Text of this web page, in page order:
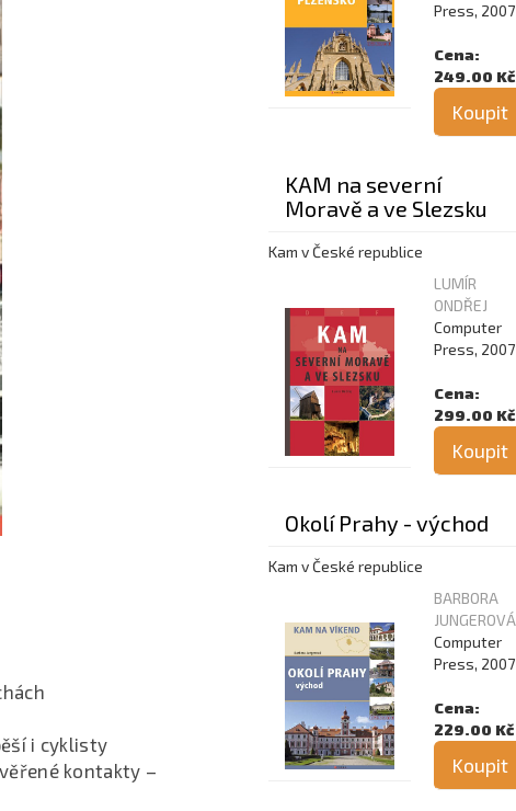
i cyklisty
kontakty –
Press, 2007
Cena:
249.00 Kč
Koupit
KAM na severní
Moravě a ve Slezsku
Kam v České republice
LUMÍR
ONDŘEJ
Computer
Press, 2007
Cena:
299.00 Kč
Koupit
Okolí Prahy - východ
Kam v České republice
BARBORA
JUNGEROVÁ
Computer
Press, 2007
Cena:
229.00 Kč
Koupit